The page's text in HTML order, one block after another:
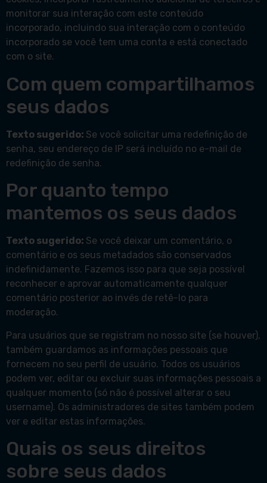
monitorar sua interação com este conteúdo
incorporado, incluindo sua interação com o conteúdo
incorporado se você tem uma conta e está conectado
com o site.
Com quem compartilhamos
seus dados
Texto sugerido: Se você solicitar uma redefinição de
senha, seu endereço de IP será incluído no e-mail de
redefinição de senha.
Por quanto tempo
mantemos os seus dados
Texto sugerido: Se você deixar um comentário, o
comentário e os seus metadados são conservados
indefinidamente. Fazemos isso para que seja possível
reconhecer e aprovar automaticamente qualquer
comentário posterior ao invés de retê-lo para
moderação.
Para usuários que se registram no nosso site (se houver),
também guardamos as informações pessoais que
fornecem no seu perfil de usuário. Todos os usuários
podem ver, editar ou excluir suas informações pessoais a
qualquer momento (só não é possível alterar o seu
username). Os administradores de sites também podem
ver e editar estas informações.
Quais os seus direitos
sobre seus dados